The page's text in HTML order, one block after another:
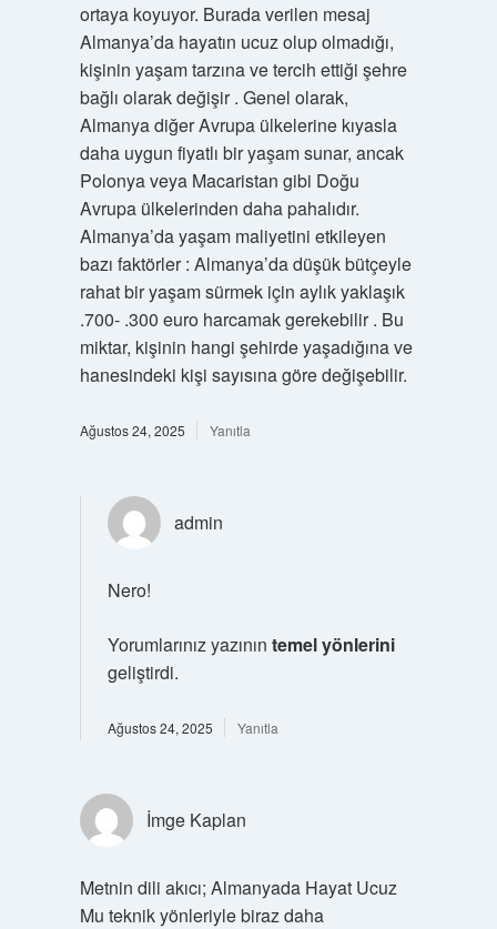
ortaya koyuyor. Burada verilen mesaj
Almanya’da hayatın ucuz olup olmadığı,
kişinin yaşam tarzına ve tercih ettiği şehre
bağlı olarak değişir . Genel olarak,
Almanya diğer Avrupa ülkelerine kıyasla
daha uygun fiyatlı bir yaşam sunar, ancak
Polonya veya Macaristan gibi Doğu
Avrupa ülkelerinden daha pahalıdır.
Almanya’da yaşam maliyetini etkileyen
bazı faktörler : Almanya’da düşük bütçeyle
rahat bir yaşam sürmek için aylık yaklaşık
.700- .300 euro harcamak gerekebilir . Bu
miktar, kişinin hangi şehirde yaşadığına ve
hanesindeki kişi sayısına göre değişebilir.
Ağustos 24, 2025 Yanıtla
admin
Nero!
Yorumlarınız yazının temel yönlerini
geliştirdi.
Ağustos 24, 2025 Yanıtla
İmge Kaplan
Metnin dili akıcı; Almanyada Hayat Ucuz
Mu teknik yönleriyle biraz daha